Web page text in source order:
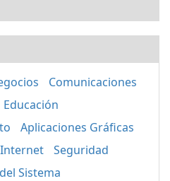
Comunicaciones
Educación
Aplicaciones Gráficas
Internet
Seguridad
Sistema